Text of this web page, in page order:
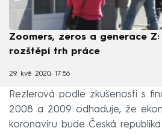
Zoomers, zeros a generace
rozštěpí trh práce
29. kvě 2020, 17:56
Rezlerová podle zkušenosti s
2008 a 2009 odhaduje, že
koronaviru bude Česká